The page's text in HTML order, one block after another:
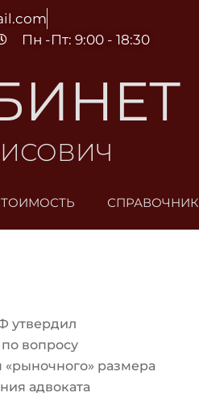
Пн -Пт: 9:00 - 18:30
СПРАВОЧНИК
утвердил
вопросу
размера
адвоката